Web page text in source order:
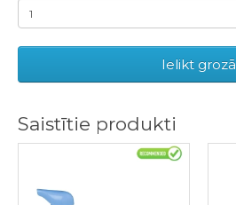
Ielikt grozā
Saistītie produkti